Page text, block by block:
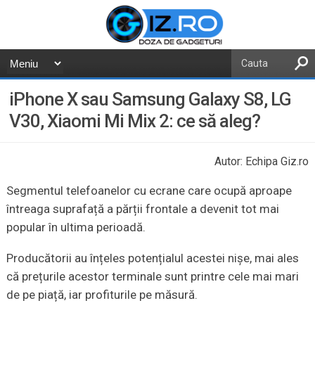
iPhone X sau Samsung Galaxy S8, LG
V30, Xiaomi Mi Mix 2: ce să aleg?
Autor: Echipa Giz.ro
Segmentul telefoanelor cu ecrane care ocupă aproape
întreaga suprafață a părții frontale a devenit tot mai
popular în ultima perioadă.
Producătorii au înțeles potențialul acestei nișe, mai ales
că prețurile acestor terminale sunt printre cele mai mari
de pe piață, iar profiturile pe măsură.